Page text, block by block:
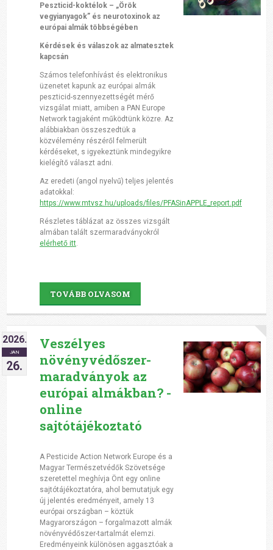
Peszticid-koktélok – „Örök
vegyianyagok” és neurotoxinok az
európai almák többségében
Kérdések és válaszok az almatesztek
kapcsán
Számos telefonhívást és elektronikus
üzenetet kapunk az európai almák
peszticid-szennyezettségét mérő
vizsgálat miatt, amiben a PAN Europe
Network tagjaként működtünk közre. Az
alábbiakban összeszedtük a
közvélemény részéről felmerült
kérdéseket, s igyekeztünk mindegyikre
kielégítő választ adni.
Az eredeti (angol nyelvű) teljes jelentés
adatokkal:
https://www.mtvsz.hu/uploads/files/PFASinAPPLE_report.pdf
Részletes táblázat az összes vizsgált
almában talált szermaradványokról
elérhető itt.
TOVÁBB OLVASOM
2026.
JAN
26.
Veszélyes
növényvédőszer-
maradványok az
európai almákban? -
online
sajtótájékoztató
A Pesticide Action Network Europe és a
Magyar Természetvédők Szövetsége
szeretettel meghívja Önt egy online
sajtótájékoztatóra, ahol bemutatjuk egy
új jelentés eredményeit, amely 13
európai országban – köztük
Magyarországon – forgalmazott almák
növényvédőszer-tartalmát elemzi.
Eredményeink különösen aggasztóak a